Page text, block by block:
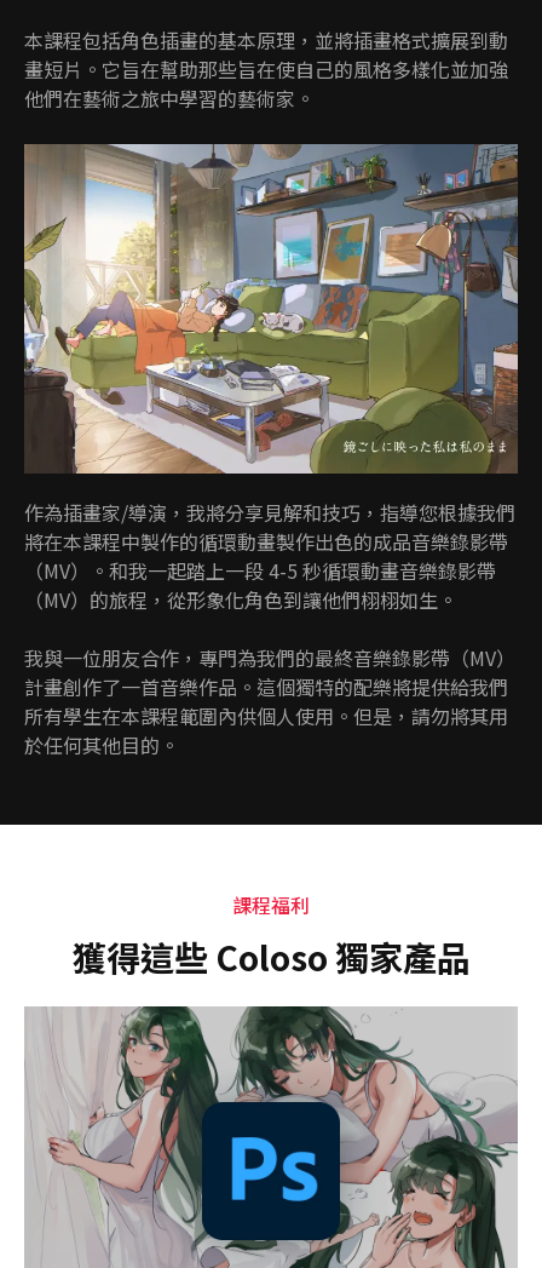
本課程包括角色插畫的基本原理，並將插畫格式擴展到動
畫短片。它旨在幫助那些旨在使自己的風格多樣化並加強
他們在藝術之旅中學習的藝術家。
作為插畫家/導演，我將分享見解和技巧，指導您根據我們
將在本課程中製作的循環動畫製作出色的成品音樂錄影帶
（MV）。和我一起踏上一段 4-5 秒循環動畫音樂錄影帶
（MV）的旅程，從形象化角色到讓他們栩栩如生。
我與一位朋友合作，專門為我們的最終音樂錄影帶（MV）
計畫創作了一首音樂作品。這個獨特的配樂將提供給我們
所有學生在本課程範圍內供個人使用。但是，請勿將其用
於任何其他目的。
課程福利
獲得這些 Coloso 獨家產品